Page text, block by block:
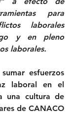
para
laborales
y en pleno
laborales.
esfuerzos
laboral en el
una cultura de
de CANACO